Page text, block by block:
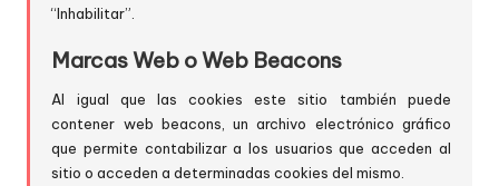
“Inhabilitar”.
Marcas Web o Web Beacons
Al igual que las cookies este sitio también puede
contener web beacons, un archivo electrónico gráfico
que permite contabilizar a los usuarios que acceden al
sitio o acceden a determinadas cookies del mismo.